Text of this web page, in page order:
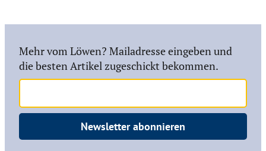
Mehr vom Löwen? Mailadresse eingeben und
die besten Artikel zugeschickt bekommen.
Newsletter abonnieren